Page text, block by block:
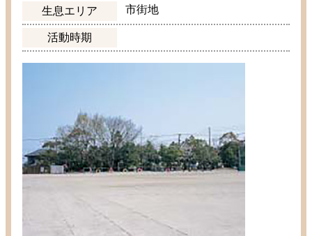
生息エリア 市街地
活動時期